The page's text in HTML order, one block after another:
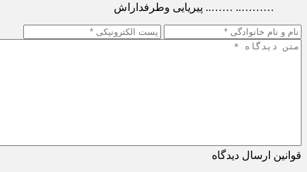
……….. …….. پیریایی وطرفداراش
قوانین ارسال دیدگاه